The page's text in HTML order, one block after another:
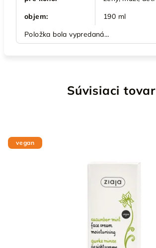
objem:
190 ml
Položka bola vypredaná…
Súvisiaci tovar
vegan